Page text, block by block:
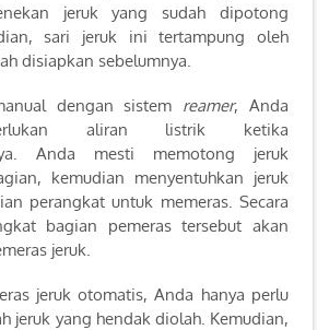
jeruk yang sudah dipotong
sari jeruk ini tertampung oleh
disiapkan sebelumnya.
dengan sistem reamer, Anda
aliran listrik ketika
Anda mesti memotong jeruk
kemudian menyentuhkan jeruk
perangkat untuk memeras. Secara
bagian pemeras tersebut akan
jeruk.
jeruk otomatis, Anda hanya perlu
jeruk yang hendak diolah. Kemudian,